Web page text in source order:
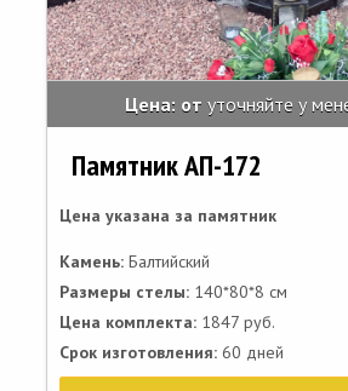
Цена: от уточняйте у
Памятник АП-172
Цена указана за памятник
Камень: Балтийский
Размеры стелы: 140*80*8 см
Цена комплекта: 1847 руб.
Срок изготовления: 60 дней